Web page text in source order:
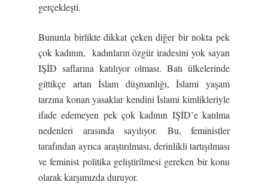
gerçekleşti.
Bununla birlikte dikkat çeken diğer bir nokta pek
çok kadının, kadınların özgür iradesini yok sayan
IŞİD saflarına katılıyor olması. Batı ülkelerinde
gittikçe artan İslam düşmanlığı, İslami yaşam
tarzına konan yasaklar kendini İslami kimlikleriyle
ifade edemeyen pek çok kadının IŞİD’e katılma
nedenleri arasında sayılıyor. Bu, feministler
tarafından ayrıca araştırılması, derinlikli tartışılması
ve feminist politika geliştirilmesi gereken bir konu
olarak karşımızda duruyor.